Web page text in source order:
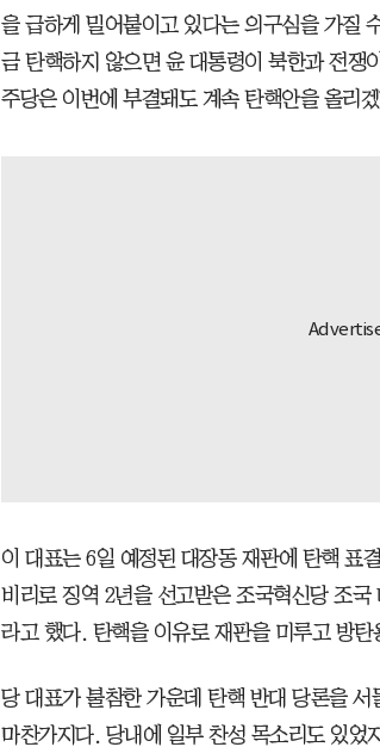
을 급하게 밀어붙이고 있다는 의구심을 가질
금 탄핵하지 않으면 윤 대통령이 북한과 전쟁
주당은 이번에 부결돼도 계속 탄핵안을 올리
이 대표는 6일 예정된 대장동 재판에 탄핵 표
비리로 징역 2년을 선고받은 조국혁신당 조
라고 했다. 탄핵을 이유로 재판을 미루고 방
당 대표가 불참한 가운데 탄핵 반대 당론을
마찬가지다. 당내에 일부 찬성 목소리도 있었